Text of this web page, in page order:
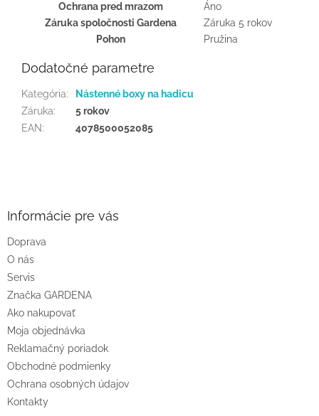
Ochrana pred mrazom
Áno
Záruka spoločnosti Gardena
Záruka 5 rokov
Pohon
Pružina
Dodatočné parametre
Kategória:
Nástenné boxy na hadicu
Záruka:
5 rokov
EAN: 4078500052085
e
Informácie pre vás
Doprava
O nás
Servis
Značka GARDENA
Ako nakupovať
Moja objednávka
Reklamačný poriadok
Obchodné podmienky
Ochrana osobných údajov
Kontakty